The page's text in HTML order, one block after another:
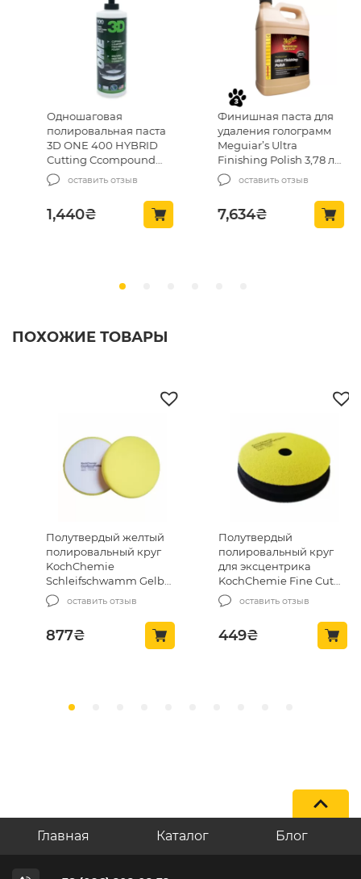
Одношаговая
полировальная паста
3D ONE 400 HYBRID
Cutting Ccompound
500 мл (400OZ16)
оставить отзыв
1,440₴
Финишная паста для
удаления голограмм
Meguiar’s Ultra
Finishing Polish 3,78 л
(M20501)оставить отзыв
7,634₴
ПОХОЖИЕ ТОВАРЫ
Полутвердый желтый
полировальный круг
KochChemie
Schleifschwamm Gelb
mittelhart 160*30
(999044)
оставить отзыв
877₴
Полутвердый
полировальный круг
для эксцентрика
KochChemie Fine Cut
Pad 76 x 23 mm (999580)
оставить отзыв
449₴
Главная Каталог Блог